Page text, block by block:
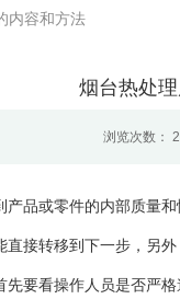
内容和方法
烟台热处
浏览次数：
品或零件的内部质量
接转移到下一步，
要看操作人员是否